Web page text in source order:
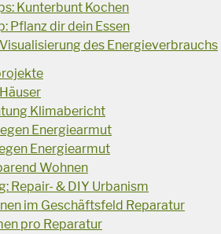
Kunterbunt Kochen
Pflanz dir dein Essen
des Energieverbrauchs
Klimabericht
Energiearmut
Energiearmut
Wohnen
Repair- & DIY Urbanism
im Geschäftsfeld Reparatur
pro Reparatur